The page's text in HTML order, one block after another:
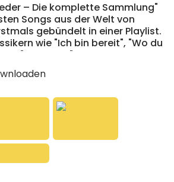
– Die komplette Sammlung"
Songs aus der Welt von
gebündelt in einer Playlist.
wie "Ich bin bereit", "Wo du
"Glänzend" bis hin zu weiteren
aus den Soundtracks von
den englischsprachigen
des Disney Abenteuers in
Dabei können sich kleine und
über den Ozean voller Mut,
Musik freuen.